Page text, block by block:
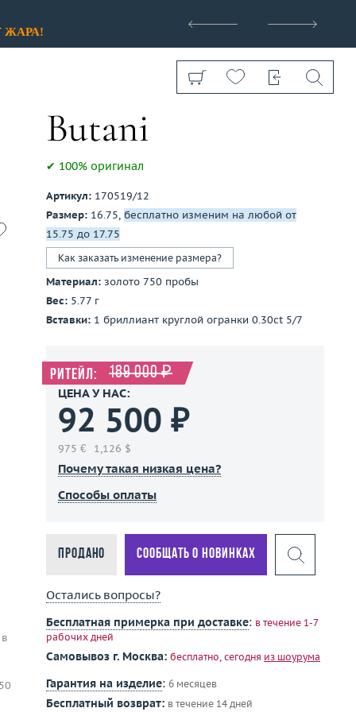
ЖАРА!
Показать все
✔ 100% оригинал
Артикул: 170519/12
Размер: 16.75, бесплатно изменим на любой от
15.75 до 17.75
Как заказать изменение размера?
Материал: золото 750 пробы
Вес: 5.77 г
Вставки: 1 бриллиант круглой огранки 0.30ct 5/7
Ритейл: 189 000 ₽
ЦЕНА У НАС:
92 500 ₽
975 € 1,126 $
Почему такая низкая цена?
Способы оплаты
Продано Сообщать о новинках
Остались вопросы?
Бесплатная примерка при доставке: в течение 1-7
рабочих дней
Самовывоз г. Москва: бесплатно, сегодня из шоурума
Гарантия на изделие: 6 месяцев
Бесплатный возврат: в течение 14 дней